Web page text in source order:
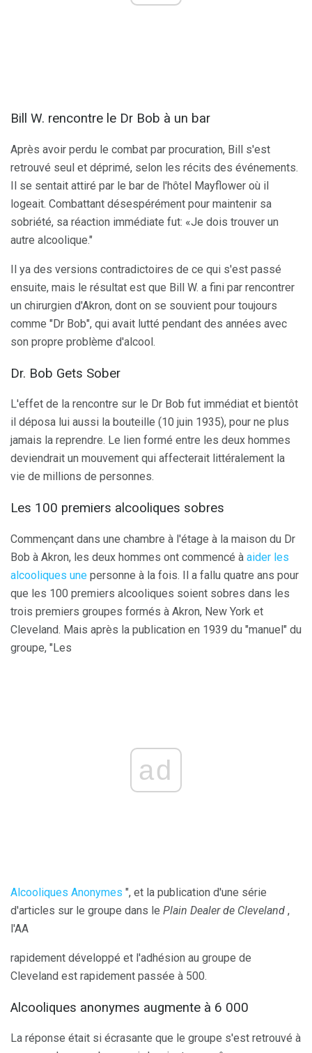
Bill W. rencontre le Dr Bob à un bar
Après avoir perdu le combat par procuration, Bill s'est
retrouvé seul et déprimé, selon les récits des événements.
Il se sentait attiré par le bar de l'hôtel Mayflower où il
logeait. Combattant désespérément pour maintenir sa
sobriété, sa réaction immédiate fut: «Je dois trouver un
autre alcoolique."
Il ya des versions contradictoires de ce qui s'est passé
ensuite, mais le résultat est que Bill W. a fini par rencontrer
un chirurgien d'Akron, dont on se souvient pour toujours
comme "Dr Bob", qui avait lutté pendant des années avec
son propre problème d'alcool.
Dr. Bob Gets Sober
L'effet de la rencontre sur le Dr Bob fut immédiat et bientôt
il déposa lui aussi la bouteille (10 juin 1935), pour ne plus
jamais la reprendre. Le lien formé entre les deux hommes
deviendrait un mouvement qui affecterait littéralement la
vie de millions de personnes.
Les 100 premiers alcooliques sobres
Commençant dans une chambre à l'étage à la maison du Dr
Bob à Akron, les deux hommes ont commencé à aider les
alcooliques une personne à la fois. Il a fallu quatre ans pour
que les 100 premiers alcooliques soient sobres dans les
trois premiers groupes formés à Akron, New York et
Cleveland. Mais après la publication en 1939 du "manuel" du
groupe, "Les
ad
Alcooliques Anonymes ", et la publication d'une série
d'articles sur le groupe dans le Plain Dealer de Cleveland ,
l'AA
rapidement développé et l'adhésion au groupe de
Cleveland est rapidement passée à 500.
Alcooliques anonymes augmente à 6 000
La réponse était si écrasante que le groupe s'est retrouvé à